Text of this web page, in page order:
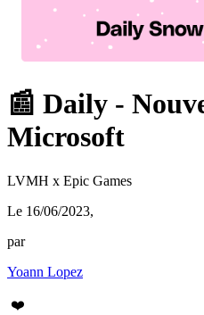
📰 Daily -
Microsoft
LVMH x Epic Games
Le 16/06/2023,
par
Yoann Lopez
❤️